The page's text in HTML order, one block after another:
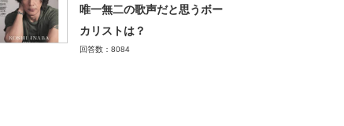
唯一無二の歌声だと思うボー
カリストは？
回答数：8084